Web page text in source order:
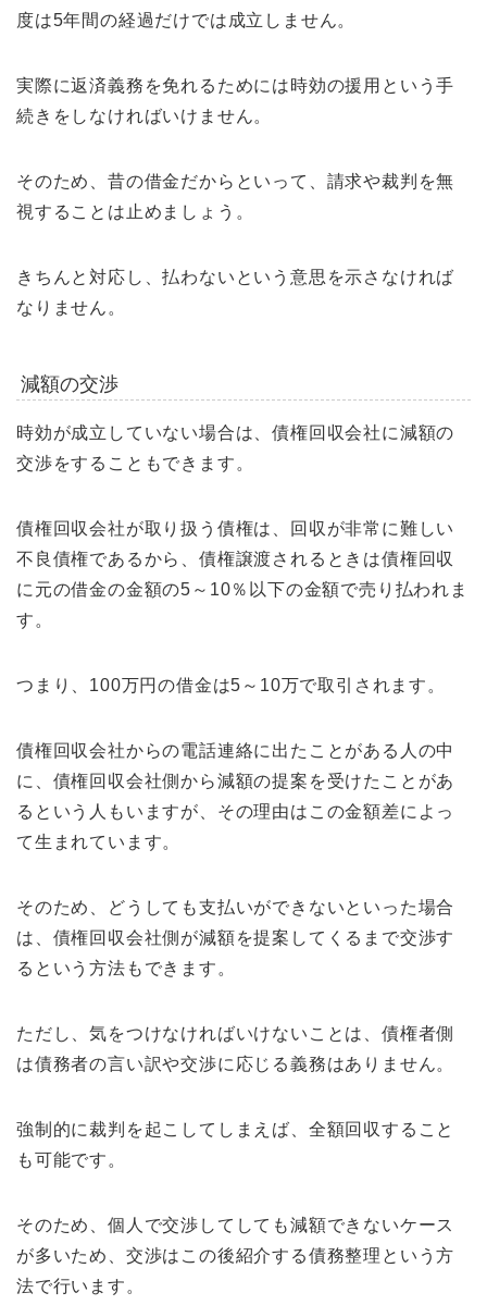
度は5年間の経過だけでは成立しません。
実際に返済義務を免れるためには時効の援用という手
続きをしなければいけません。
そのため、昔の借金だからといって、請求や裁判を無
視することは止めましょう。
きちんと対応し、払わないという意思を示さなければ
なりません。
減額の交渉
時効が成立していない場合は、債権回収会社に減額の
交渉をすることもできます。
債権回収会社が取り扱う債権は、回収が非常に難しい
不良債権であるから、債権譲渡されるときは債権回収
に元の借金の金額の5～10％以下の金額で売り払われま
す。
つまり、100万円の借金は5～10万で取引されます。
債権回収会社からの電話連絡に出たことがある人の中
に、債権回収会社側から減額の提案を受けたことがあ
るという人もいますが、その理由はこの金額差によっ
て生まれています。
そのため、どうしても支払いができないといった場合
は、債権回収会社側が減額を提案してくるまで交渉す
るという方法もできます。
ただし、気をつけなければいけないことは、債権者側
は債務者の言い訳や交渉に応じる義務はありません。
強制的に裁判を起こしてしまえば、全額回収すること
も可能です。
そのため、個人で交渉してしても減額できないケース
が多いため、交渉はこの後紹介する債務整理という方
法で行います。